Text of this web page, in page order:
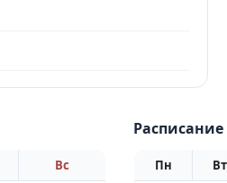
Вс
Пн Вт